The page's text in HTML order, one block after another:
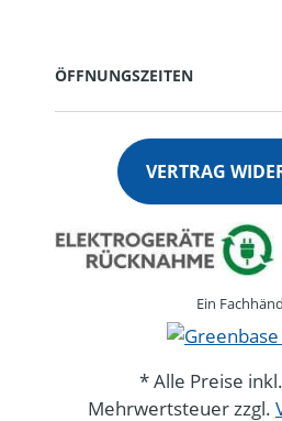
ÖFFNUNGSZEITEN
VERTRAG
Ein
* Alle Preise
Mehrwertsteuer zzgl.